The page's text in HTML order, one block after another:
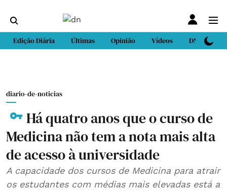
Edição Diária Últimas Opinião Vídeos DN Sport
diario-de-noticias
Há quatro anos que o curso de
Medicina não tem a nota mais alta
de acesso à universidade
A capacidade dos cursos de Medicina para atrair
os estudantes com médias mais elevadas está a